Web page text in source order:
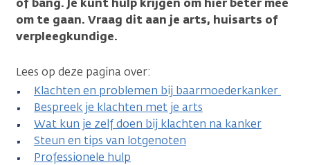
om te gaan. Vraag dit aan je arts, huisarts of
verpleegkundige.
Lees op deze pagina over:
Klachten en problemen bij baarmoederkanker
Bespreek je klachten met je arts
Wat kun je zelf doen bij klachten na kanker
Steun en tips van lotgenoten
Professionele hulp